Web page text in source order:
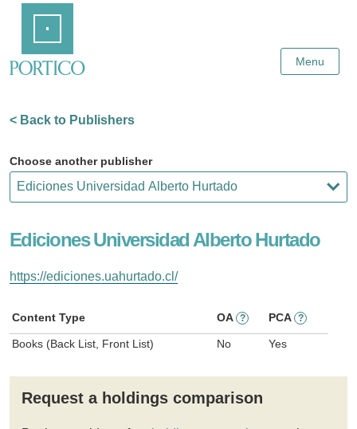
Content
Menu
< Back to Publishers
Choose another publisher
Ediciones Universidad Alberto Hurtado
https://ediciones.uahurtado.cl/
Content Type OA ? PCA ?
Books (Back List, Front List) No Yes
Request a holdings comparison